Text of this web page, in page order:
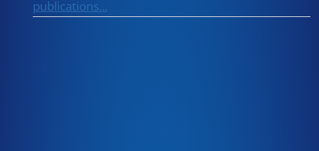
publications...